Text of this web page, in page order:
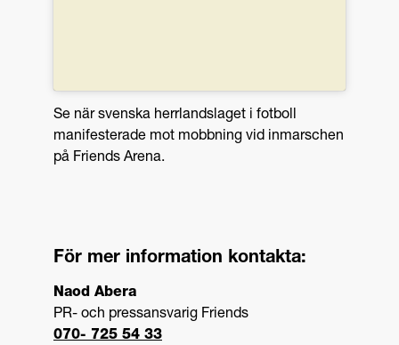
Se när svenska herrlandslaget i fotboll
manifesterade mot mobbning vid inmarschen
på Friends Arena.
För mer information kontakta:
Naod Abera
PR- och pressansvarig Friends
070- 725 54 33